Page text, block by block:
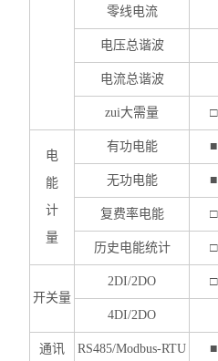
ANSVG无功谐波混合补偿装置
ANHF谐波滤波器
复费率统计表
三相多功能谐波表
三相电度表
有源电力滤波器
ACR系列网络电力仪表
APMD系列仪表
零线电流
电压总谐波
电流总谐波
zui大需量 □
电
能
计
量
有功电能 ■
无功电能 ■
复费率电能 □
历史电能统计 □
开关量
2DI/2DO □
4DI/2DO
通讯 RS485/Modbus-RTU ■